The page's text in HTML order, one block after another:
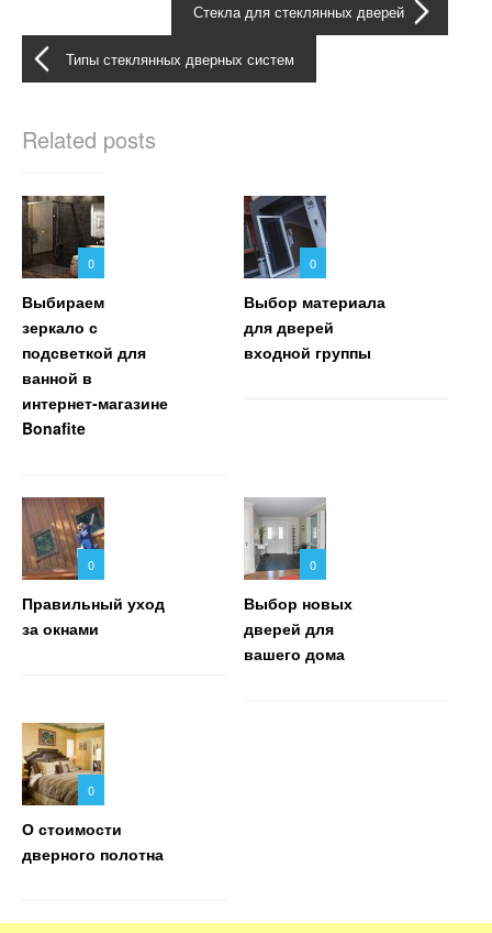
Стекла для стеклянных дверей
Типы стеклянных дверных систем
Related posts
0
Выбираем
зеркало с
подсветкой для
ванной в
интернет-магазине
Bonafite
0
Выбор материала
для дверей
входной группы
0
Правильный уход
за окнами
0
Выбор новых
дверей для
вашего дома
0
О стоимости
дверного полотна